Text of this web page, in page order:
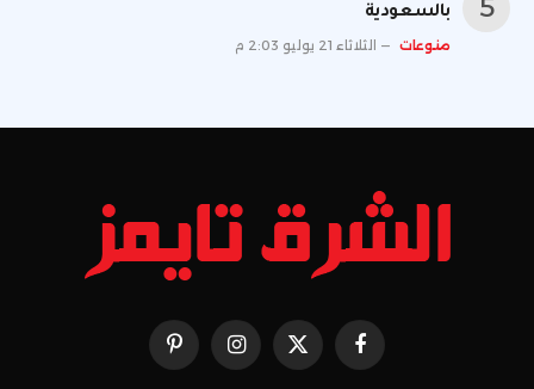
بالسعودية
منوعات الثلاثاء 21 يوليو 2:03 م
فيسبوك X
(Twitter)
الانستغرامبينتيريست